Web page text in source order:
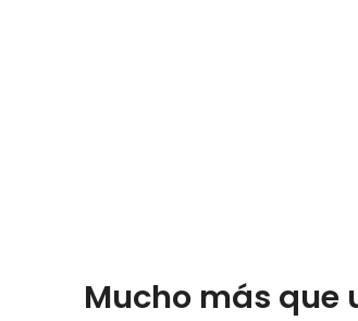
Mucho más que